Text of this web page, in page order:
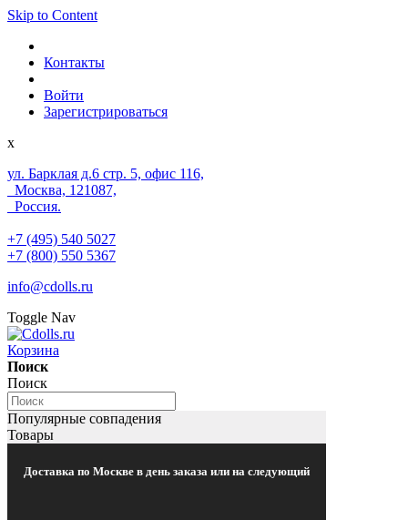
Skip to Content
Контакты
Войти
Зарегистрироваться
x
ул. Барклая д.6 стр. 5, офис 116,
Москва, 121087,
Россия.
+7 (495) 540 5027
+7 (800) 550 5367
info@cdolls.ru
Toggle Nav
Корзина
Поиск
Поиск
Популярные совпадения
Товары
Доставка по Москве в день заказа или на следующий